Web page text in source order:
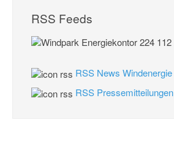
RSS Feeds
RSS News Windenergie
RSS Pressemitteilungen